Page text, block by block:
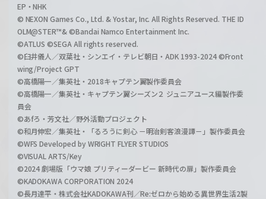
EP・NHK
© NEXON Games Co., Ltd. & Yostar, Inc. All Rights Reserved. THE ID
OLM@STER™& ©Bandai Namco Entertainment Inc.
©ATLUS ©SEGA All rights reserved.
©臼井儀人／双葉社・シンエイ・テレビ朝日・ADK 1993-2024 ©Front
wing/Project GPT
©高橋陽一／集英社・2018キャプテン翼製作委員会
©高橋陽一／集英社・キャプテン翼シーズン２ ジュニアユース編製作委
員会
©あfろ・芳文社／野外活動プロジェクト
©和月伸宏／集英社・「るろうに剣心 －明治剣客浪漫譚－」製作委員会
©WFS Developed by WRIGHT FLYER STUDIOS
©VISUAL ARTS/Key
©2024 劇場版「ウマ娘 プリティーダービー 新時代の扉」製作委員会
©KADOKAWA CORPORATION 2024
©長月達平・株式会社KADOKAWA刊／Re:ゼロから始める異世界生活2製